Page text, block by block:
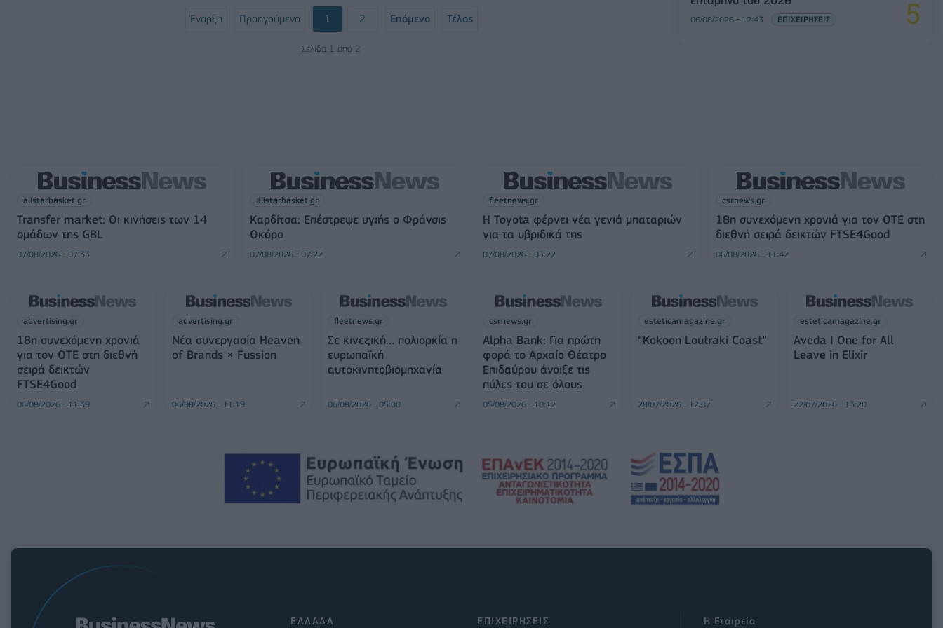
Έναρξη Προηγούμενο 1 2 Επόμενο Τέλος
Σελίδα 1 από 2
06/08/2026 - 12:43 ΕΠΙΧΕΙΡΗΣΕΙΣ
allstarbasket.gr
Transfer market: Οι κινήσεις των 14
ομάδων της GBL
07/08/2026 - 07:33
allstarbasket.gr
Καρδίτσα: Επέστρεψε υγιής ο Φράνσις
Οκόρο
07/08/2026 - 07:22
fleetnews.gr
Η Toyota φέρνει νέα γενιά μπαταριών
για τα υβριδικά της
07/08/2026 - 05:22
csrnews.gr
18η συνεχόμενη χρονιά για τον ΟΤΕ στη
διεθνή σειρά δεικτών FTSE4Good
06/08/2026 - 11:42
advertising.gr
18η συνεχόμενη χρονιά
για τον ΟΤΕ στη διεθνή
σειρά δεικτών
FTSE4Good
06/08/2026 - 11:39
advertising.gr
Νέα συνεργασία Heaven
of Brands × Fussion
06/08/2026 - 11:19
fleetnews.gr
Σε κινεζική… πολιορκία η
ευρωπαϊκή
αυτοκινητοβιομηχανία
06/08/2026 - 05:00
csrnews.gr
Alpha Bank: Για πρώτη
φορά το Αρχαίο Θέατρο
Επιδαύρου άνοιξε τις
πύλες του σε όλους
05/08/2026 - 10:12
esteticamagazine.gr
“Kokoon Loutraki Coast”
28/07/2026 - 12:07
esteticamagazine.gr
Aveda I One for All
Leave in Elixir
22/07/2026 - 13:20
ΕΠΙΧΕΙΡΗΣΕΙΣ
ΕΛΛΑΔΑ Η Εταιρεία